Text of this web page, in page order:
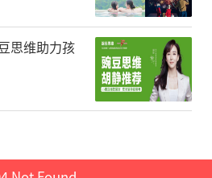
终验收测试。中科院合
制的PF6，是目前国际上
的超导磁体。
，我们用了6年时间，没
在自己手里，要不来、
思维助力孩